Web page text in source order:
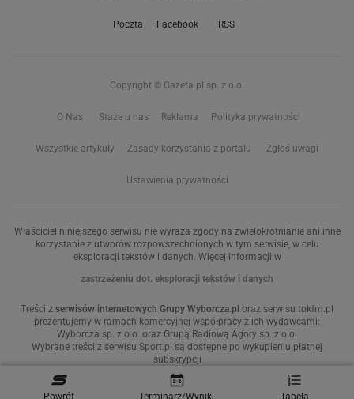
Powrót Terminarz/Wyniki Tabela
Poczta Facebook RSS
Copyright © Gazeta.pl sp. z o.o.
O Nas Staże u nas Reklama Polityka prywatności
Wszystkie artykuły Zasady korzystania z portalu Zgłoś uwagi
Ustawienia prywatności
Właściciel niniejszego serwisu nie wyraża zgody na zwielokrotnianie ani inne
korzystanie z utworów rozpowszechnionych w tym serwisie, w celu
eksploracji tekstów i danych. Więcej informacji w
zastrzeżeniu dot. eksploracji tekstów i danych
Treści z serwisów internetowych Grupy Wyborcza.pl oraz serwisu tokfm.pl
prezentujemy w ramach komercyjnej współpracy z ich wydawcami:
Wyborcza sp. z o.o. oraz Grupą Radiową Agory sp. z o.o.
Wybrane treści z serwisu Sport.pl są dostępne po wykupieniu płatnej
subskrypcji